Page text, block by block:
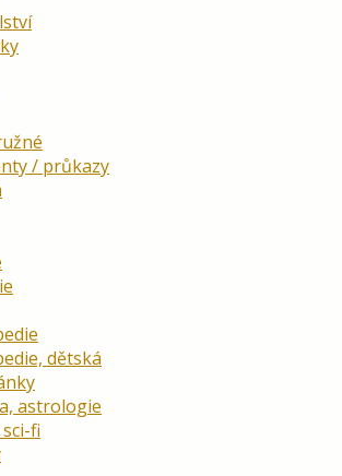
/ průkazy
dětská
astrologie
fi